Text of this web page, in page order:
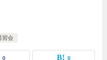
習会
0 0